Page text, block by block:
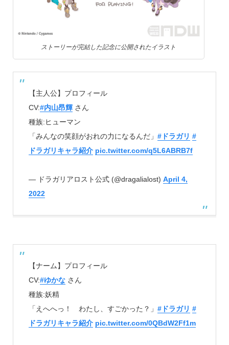
ストーリーが完結した記念に公開されたイラスト
【主人公】プロフィール
CV:#内山昂輝さん
種族:ヒューマン
「みんなの笑顔がおれの力になるんだ」 #ドラガリ #
ドラガリキャラ紹介 pic.twitter.com/q5L6ABRB7f
— ドラガリアロスト公式 (@dragalialost) April 4,
2022
【ナーム】プロフィール
CV:#ゆかなさん
種族:妖精
「えへへっ！ わたし、すごかった？」 #ドラガリ #
ドラガリキャラ紹介 pic.twitter.com/0QBdW2Ff1m